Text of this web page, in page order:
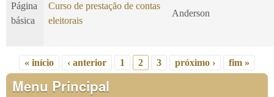
Página
básica
Curso de prestação de contas
eleitorais
Anderson
Páginas
« início ‹ anterior 1 2 3 próximo › fim »
Menu Principal